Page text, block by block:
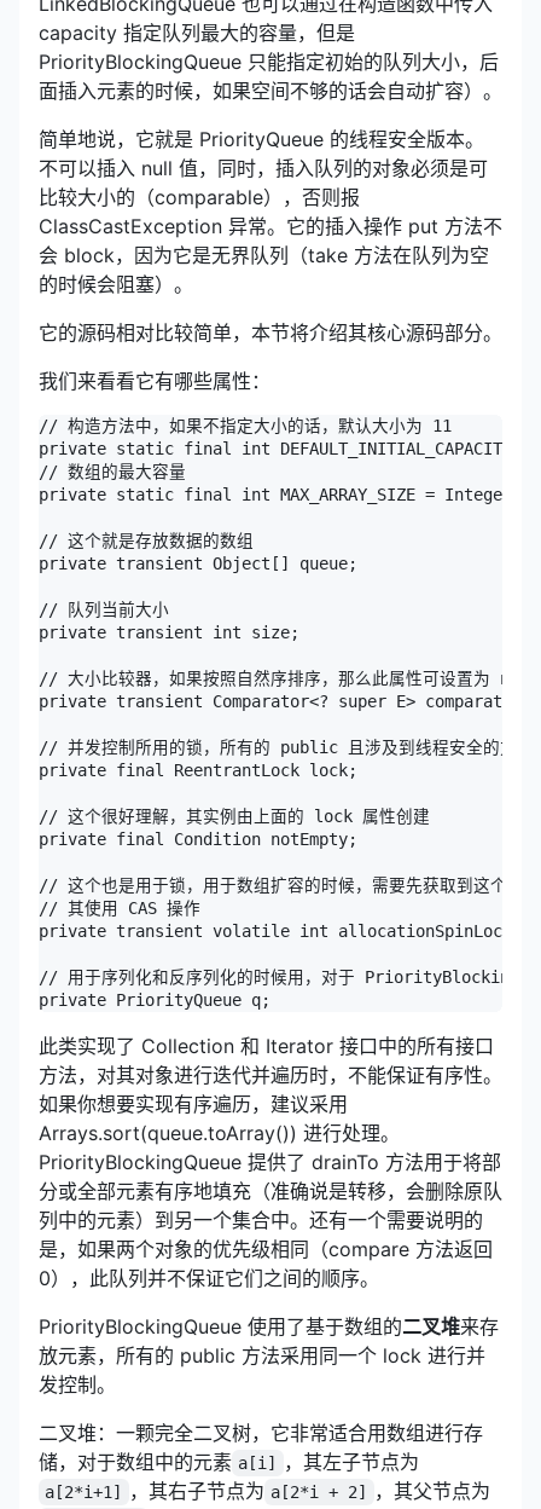
capacity 指定队列最大的容量，但是
PriorityBlockingQueue 只能指定初始的队列大小，后
面插入元素的时候，如果空间不够的话会自动扩容）。
简单地说，它就是 PriorityQueue 的线程安全版本。
不可以插入 null 值，同时，插入队列的对象必须是可
比较大小的（comparable），否则报
ClassCastException 异常。它的插入操作 put 方法不
会 block，因为它是无界队列（take 方法在队列为空
的时候会阻塞）。
它的源码相对比较简单，本节将介绍其核心源码部分。
我们来看看它有哪些属性：
// 构造方法中，如果不指定大小的话，默认大小为 11
private static final int DEFAULT_INITIAL_CAPACITY =
// 数组的最大容量
private static final int MAX_ARRAY_SIZE =
// 这个就是存放数据的数组
private transient Object[] queue;
// 队列当前大小
private transient int size;
// 大小比较器，如果按照自然序排序，那么此属性可设置为 null
private transient Comparator<? super E> comparator;
// 并发控制所用的锁，所有的 public 且涉及到线程安全的方法
private final ReentrantLock lock;
// 这个很好理解，其实例由上面的 lock 属性创建
private final Condition notEmpty;
// 这个也是用于锁，用于数组扩容的时候，需要先获取到这个锁
// 其使用 CAS 操作
private transient volatile int allocationSpinLock;
// 用于序列化和反序列化的时候用，对于
private PriorityQueue q;
此类实现了 Collection 和 Iterator 接口中的所有接口
方法，对其对象进行迭代并遍历时，不能保证有序性。
如果你想要实现有序遍历，建议采用
Arrays.sort(queue.toArray()) 进行处理。
PriorityBlockingQueue 提供了 drainTo 方法用于将部
分或全部元素有序地填充（准确说是转移，会删除原队
列中的元素）到另一个集合中。还有一个需要说明的
是，如果两个对象的优先级相同（compare 方法返回
0），此队列并不保证它们之间的顺序。
PriorityBlockingQueue 使用了基于数组的二叉堆来存
放元素，所有的 public 方法采用同一个 lock 进行并
发控制。
二叉堆：一颗完全二叉树，它非常适合用数组进行存
储，对于数组中的元素 a[i] ，其左子节点为
a[2*i+1] ，其右子节点为 a[2*i + 2]
，其父节点为